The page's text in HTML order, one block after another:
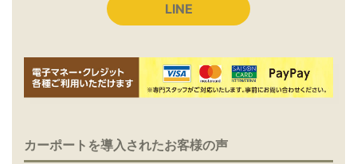
LINE
カーポートを導入されたお客様の声